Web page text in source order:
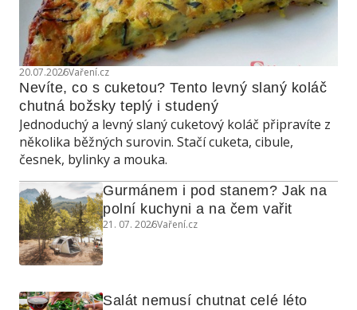
20.07.2026Vaření.cz
Nevíte, co s cuketou? Tento levný slaný koláč
chutná božsky teplý i studený
Jednoduchý a levný slaný cuketový koláč připravíte z
několika běžných surovin. Stačí cuketa, cibule,
česnek, bylinky a mouka.
Gurmánem i pod stanem? Jak na
polní kuchyni a na čem vařit
21. 07. 2026Vaření.cz
Salát nemusí chutnat celé léto